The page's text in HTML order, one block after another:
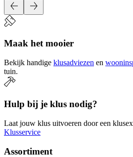
Maak het mooier
Bekijk handige klusadviezen en
tuin.
Hulp bij je klus nodig?
Laat jouw klus uitvoeren door een
Klusservice
Assortiment